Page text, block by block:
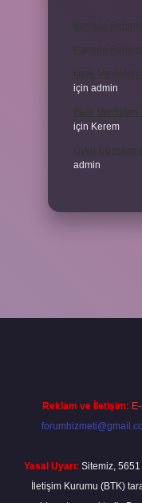
için admin
için Kerem
admin
Reklam ve İletişim:
Yasal Uyarı: Sitemiz,
İletişim Kurumu (BTK)